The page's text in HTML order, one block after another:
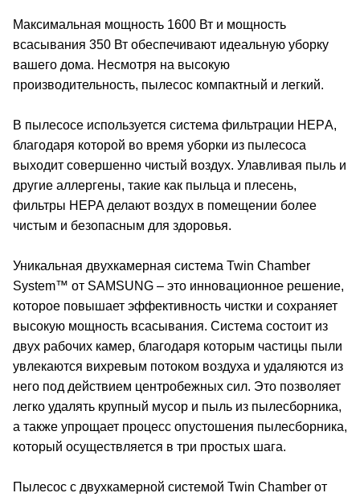
Максимальная мощность 1600 Вт и мощность
всасывания 350 Вт обеспечивают идеальную уборку
вашего дома. Несмотря на высокую
производительность, пылесос компактный и легкий.
В пылесосе используется система фильтрации HEРA,
благодаря которой во время уборки из пылесоса
выходит совершенно чистый воздух. Улавливая пыль и
другие аллергены, такие как пыльца и плесень,
фильтры HEPA делают воздух в помещении более
чистым и безопасным для здоровья.
Уникальная двухкамерная система Twin Chamber
System™ от SAMSUNG – это инновационное решение,
которое повышает эффективность чистки и сохраняет
высокую мощность всасывания. Система состоит из
двух рабочих камер, благодаря которым частицы пыли
увлекаются вихревым потоком воздуха и удаляются из
него под действием центробежных сил. Это позволяет
легко удалять крупный мусор и пыль из пылесборника,
а также упрощает процесс опустошения пылесборника,
который осуществляется в три простых шага.
Пылесос с двухкамерной системой Twin Chamber от